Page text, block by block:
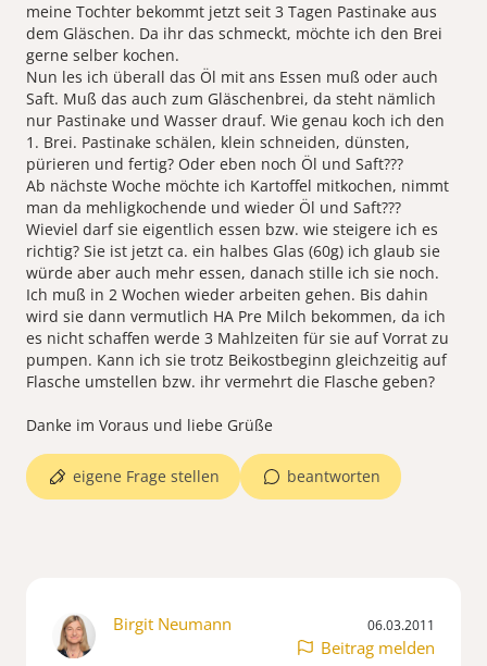
meine Tochter bekommt jetzt seit 3 Tagen Pastinake aus
dem Gläschen. Da ihr das schmeckt, möchte ich den Brei
gerne selber kochen.
Nun les ich überall das Öl mit ans Essen muß oder auch
Saft. Muß das auch zum Gläschenbrei, da steht nämlich
nur Pastinake und Wasser drauf. Wie genau koch ich den
1. Brei. Pastinake schälen, klein schneiden, dünsten,
pürieren und fertig? Oder eben noch Öl und Saft???
Ab nächste Woche möchte ich Kartoffel mitkochen, nimmt
man da mehligkochende und wieder Öl und Saft???
Wieviel darf sie eigentlich essen bzw. wie steigere ich es
richtig? Sie ist jetzt ca. ein halbes Glas (60g) ich glaub sie
würde aber auch mehr essen, danach stille ich sie noch.
Ich muß in 2 Wochen wieder arbeiten gehen. Bis dahin
wird sie dann vermutlich HA Pre Milch bekommen, da ich
es nicht schaffen werde 3 Mahlzeiten für sie auf Vorrat zu
pumpen. Kann ich sie trotz Beikostbeginn gleichzeitig auf
Flasche umstellen bzw. ihr vermehrt die Flasche geben?
Danke im Voraus und liebe Grüße
beantworten
eigene Frage stellen
Birgit Neumann 06.03.2011
Beitrag melden